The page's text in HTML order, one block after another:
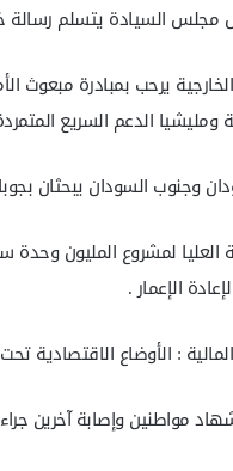
مجلس السيادة يتسلم رسالة
يرحب بمبادرة مبعوث
ومليشيا الدعم السريع
وجنوب السودان يبحثان
العليا لمشروع المليون
الإعمار .
المالية : الأوضاع
مواطنين وإصابة آخرين